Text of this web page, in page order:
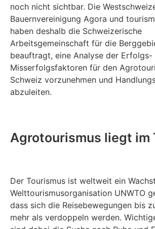
noch nicht sichtbar. Die
Bauernvereinigung Agora und
haben deshalb die Schweizerische
Arbeitsgemeinschaft für die
beauftragt, eine Analyse der Erfolgs-
Misserfolgsfaktoren für den
Schweiz vorzunehmen und
abzuleiten.
Agrotourismus liegt im
Der Tourismus ist weltweit ein
Welttourismusorganisation UNWTO
dass sich die Reisebewegungen bis
mehr als verdoppeln werden.